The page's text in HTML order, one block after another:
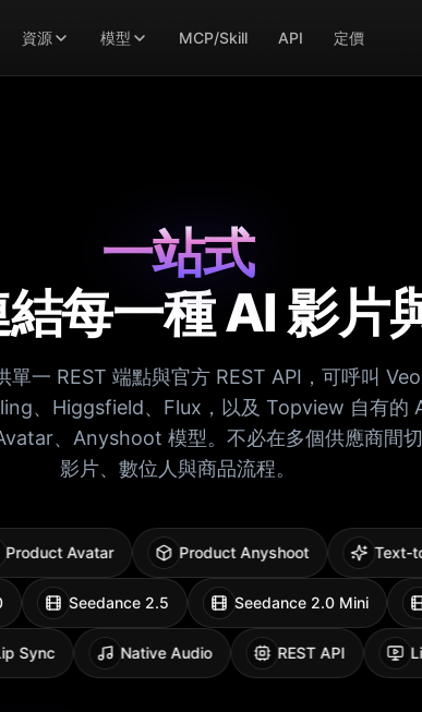
資源 模型 MCP/Skill API 定價
一站式
每一種 AI 影片
一 REST 端點與官方 REST API，可呼叫 Veo
、Higgsfield、Flux，以及 Topview 自有的
、Anyshoot 模型。不必在多個供應商間
影片、數位人與商品流程。
Avatar Product Anyshoot Text-to-
2.0 Seedance 2.5 Seedance
Sync Native Audio REST API Lip